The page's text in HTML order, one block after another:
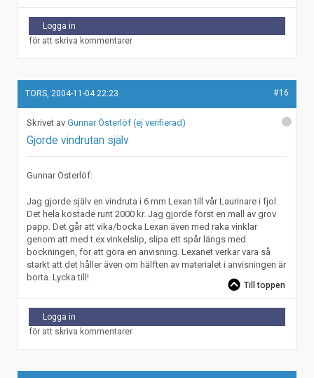
Logga in
för att skriva kommentarer
TORS, 2004-11-04 22:23 #16
Gunnar Österlöf (ej verifierad)
Gjorde vindrutan själv
Gunnar Österlöf:
Jag gjorde själv en vindruta i 6 mm Lexan till vår Laurinare i fjol.
Det hela kostade runt 2000 kr. Jag gjorde först en mall av grov
papp. Det går att vika/bocka Lexan även med raka vinklar
genom att med t.ex vinkelslip, slipa ett spår längs med
bockningen, för att göra en anvisning. Lexanet verkar vara så
starkt att det håller även om hälften av materialet i anvisningen är
borta. Lycka till!
Till toppen
Logga in
för att skriva kommentarer